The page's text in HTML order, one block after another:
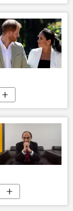
Дело председателя Конституционного суда Армении Грайра Товмасяна